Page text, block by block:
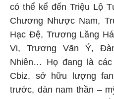
có thể kể đến Triệu Lộ
Chương Nhược Nam,
Hạc Đệ, Trương Lăng
Vi, Trương Vãn Ý,
Nhiên… Họ đang là
Cbiz, sở hữu lượng
trước, dàn nam thần –